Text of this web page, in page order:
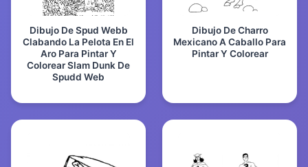
Dibujo De Spud Webb
Clabando La Pelota En El
Aro Para Pintar Y
Colorear Slam Dunk De
Spudd Web
Dibujo De Charro
Mexicano A Caballo Para
Pintar Y Colorear